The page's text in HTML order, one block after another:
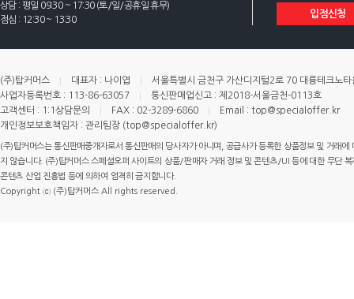
상담 : 평일 09:30 ~ 17:30 (토/일/공휴일 휴무)
점심 : 12:30 ~ 13:30
입점신청
(주)탑커머스 대표자 : 나이엽
서울특별시 금천구 가산디지털2로 70 대륭테크노
사업자등록번호 : 113-86-63057
통신판매업신고 : 제2018-서울금천-0113호
고객센터 : 1:1상담문의
FAX : 02-3289-6860
Email : top@specialoffer.kr
개인정보보호책임자 : 관리팀장 (top@specialoffer.kr)
(주)탑커머스는 통신판매중개자로서 통신판매의 당사자가 아니며, 공급사가 등록한 상품정보 및 거래
지 않습니다. (주)탑커머스 스페셜오퍼 사이트의 상품/판매자 거래 정보 및 콘텐츠/UI 등에 대한 무단
콘텐츠 산업 진흥법 등에 의하여 엄격히 금지합니다.
Copyright ⓒ (주)탑커머스 All rights reserved.